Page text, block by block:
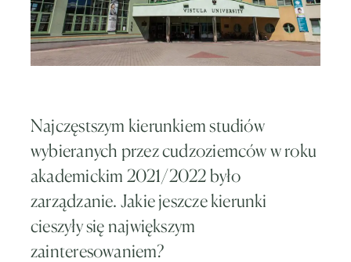
Najczęstszym kierunkiem studiów
wybieranych przez cudzoziemców w roku
akademickim 2021/2022 było
zarządzanie. Jakie jeszcze kierunki
cieszyły się największym
zainteresowaniem?